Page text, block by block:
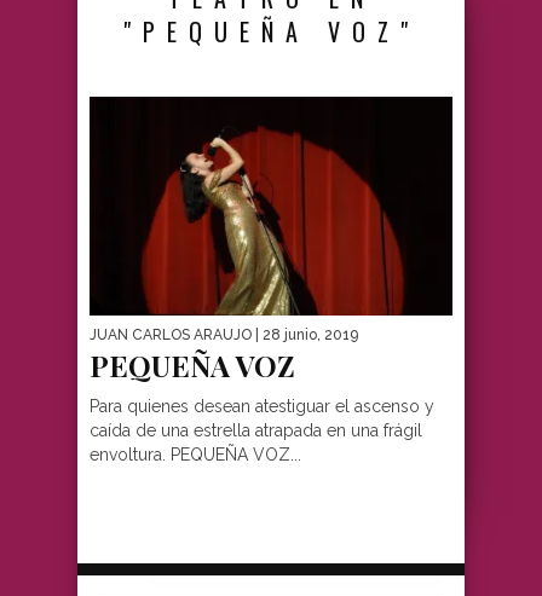
"PEQUEÑA VOZ"
JUAN CARLOS ARAUJO | 28 junio, 2019
PEQUEÑA VOZ
Para quienes desean atestiguar el ascenso y
caída de una estrella atrapada en una frágil
envoltura. PEQUEÑA VOZ...